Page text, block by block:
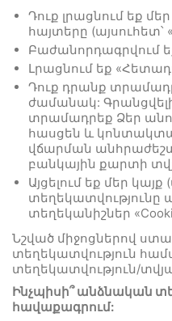
Դուք լրացնում եք
հայտերը (այսուհետ՝
Բաժանորդագրվում
Լրացնում եք
Դուք դրանք
ժամանակ:
տրամադրեք Ձեր
հասցեն և
վճարման
բանկային քարտի
Այցելում եք մեր
տեղեկատվությունը
տեղեկանիշներ
Նշված միջոցներով
տեղեկատվություն
տեղեկատվություն/
Ինչպիսի՞ անձնական
հավաքագրում: